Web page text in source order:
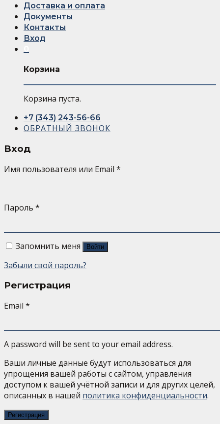
Доставка и оплата
Документы
Контакты
Вход
Корзина
Корзина пуста.
+7 (343) 243-56-66
ОБРАТНЫЙ ЗВОНОК
Вход
Имя пользователя или Email *
Пароль *
Запомнить меня Войти
Забыли свой пароль?
Регистрация
Email *
A password will be sent to your email address.
Ваши личные данные будут использоваться для
упрощения вашей работы с сайтом, управления
доступом к вашей учётной записи и для других целей,
описанных в нашей политика конфиденциальности.
Регистрация